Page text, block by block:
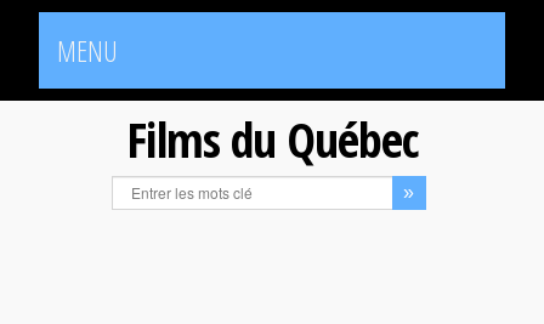
MENU
Films du Québec